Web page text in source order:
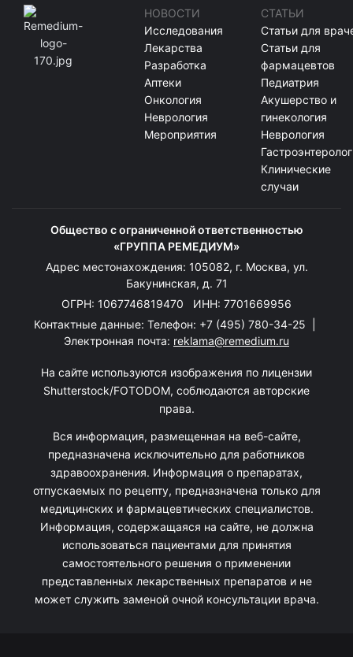
НОВОСТИ
Исследования
Лекарства
Разработка
Аптеки
Онкология
Неврология
Мероприятия
СТАТЬИ
Статьи для
Статьи для
фармацевтов
Педиатрия
Акушерство и
гинекология
Неврология
Клинические
случаи
Общество с ограниченной ответственностью
«ГРУППА РЕМЕДИУМ»
Адрес местонахождения: 105082, г. Москва, ул.
Бакунинская, д. 71
ОГРН: 1067746819470 ИНН: 7701669956
Контактные данные: Телефон: +7 (495) 780-34-25
Электронная почта: reklama@remedium.ru
На сайте используются изображения по лицензии
Shutterstock/FOTODOM, соблюдаются авторские
права.
Вся информация, размещенная на веб-сайте,
предназначена исключительно для работников
здравоохранения. Информация о препаратах,
отпускаемых по рецепту, предназначена только для
медицинских и фармацевтических специалистов.
Информация, содержащаяся на сайте, не должна
использоваться пациентами для принятия
самостоятельного решения о применении
представленных лекарственных препаратов и не
может служить заменой очной консультации врача.